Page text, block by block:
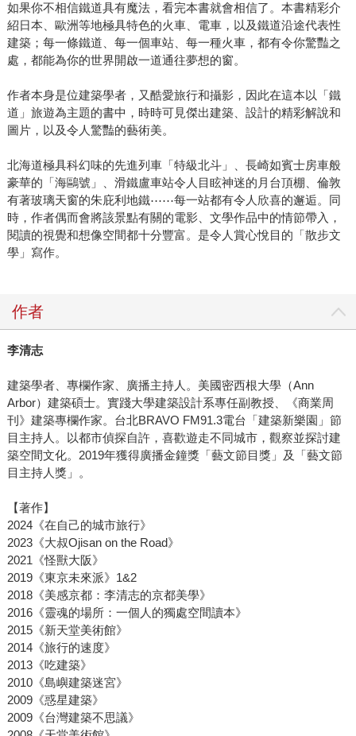
如果你不相信鐵道具有魔法，看完本書就會相信了。本書精彩介
紹日本、歐洲等地極具特色的火車、電車，以及鐵道沿途代表性
建築；每一條鐵道、每一個車站、每一種火車，都有令你驚豔之
處，都能為你的世界開啟一道通往夢想的窗。
作者本身是位建築學者，又酷愛旅行和攝影，因此在這本以「鐵
道」旅遊為主題的書中，時時可見傑出建築、設計的精彩解說和
圖片，以及令人驚豔的藝術美。
北海道極具科幻味的先進列車「特級北斗」、長崎如賓士房車般
豪華的「海鷗號」、滑鐵盧車站令人目眩神迷的月台頂棚、倫敦
有著玻璃天窗的朱庇利地鐵⋯⋯每一站都有令人欣喜的邂逅。同
時，作者偶而會將該景點有關的電影、文學作品中的情節帶入，
閱讀的視覺和想像空間都十分豐富。是令人賞心悅目的「散步文
學」寫作。
作者
李清志
建築學者、專欄作家、廣播主持人。美國密西根大學（Ann
Arbor）建築碩士。實踐大學建築設計系專任副教授、《商業周
刊》建築專欄作家。台北BRAVO FM91.3電台「建築新樂園」節
目主持人。以都市偵探自許，喜歡遊走不同城市，觀察並探討建
築空間文化。2019年獲得廣播金鐘獎「藝文節目獎」及「藝文節
目主持人獎」。
【著作】
2024《在自己的城市旅行》
2023《大叔Ojisan on the Road》
2021《怪獸大阪》
2019《東京未來派》1&2
2018《美感京都：李清志的京都美學》
2016《靈魂的場所：一個人的獨處空間讀本》
2015《新天堂美術館》
2014《旅行的速度》
2013《吃建築》
2010《島嶼建築迷宮》
2009《惑星建築》
2009《台灣建築不思議》